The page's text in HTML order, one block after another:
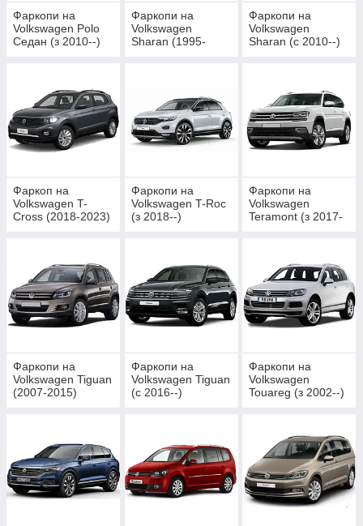
Фаркопи на
Volkswagen Polo
Седан (з 2010--)
Фаркопи на
Volkswagen
Sharan (1995-
Фаркопи на
Volkswagen
Sharan (c 2010--)
Фаркоп на
Volkswagen T-
Cross (2018-2023)
Фаркопи на
Volkswagen T-Roc
(з 2018--)
Фаркопи на
Volkswagen
Teramont (з 2017-
Фаркопи на
Volkswagen Tiguan
(2007-2015)
Фаркопи на
Volkswagen Tiguan
(c 2016--)
Фаркопи на
Volkswagen
Touareg (з 2002--)